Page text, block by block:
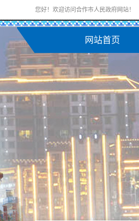
您好！欢迎访问合作市人民政府网站！
网站首页